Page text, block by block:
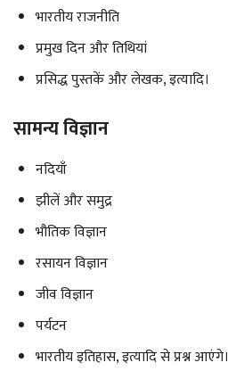
भारतीय राजनीति
प्रमुख दिन और तिथियां
प्रसिद्ध पुस्तकें और लेखक, इत्यादि।
सामन्य विज्ञान
नदियाँ
झीलें और समुद्र
भौतिक विज्ञान
रसायन विज्ञान
जीव विज्ञान
पर्यटन
भारतीय इतिहास, इत्यादि से प्रश्न आएंगे।